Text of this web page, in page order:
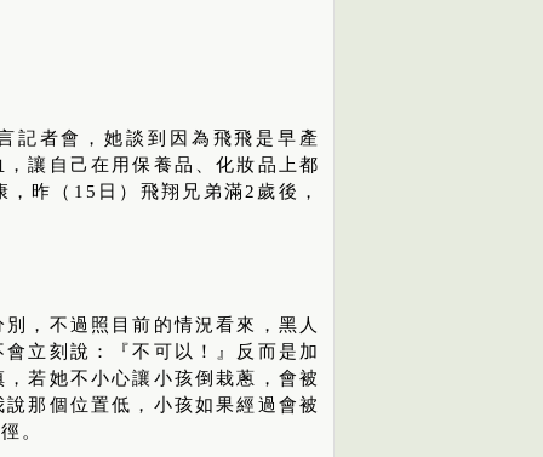
記者會，她談到因為飛飛是早產
讓自己在用保養品、化妝品上都
昨（15日）飛翔兄弟滿2歲後，
，不過照目前的情況看來，黑人
立刻說：『不可以！』反而是加
若她不小心讓小孩倒栽蔥，會被
那個位置低，小孩如果經過會被
。